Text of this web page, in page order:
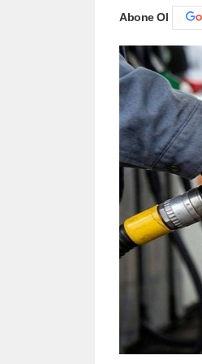
Abone Ol